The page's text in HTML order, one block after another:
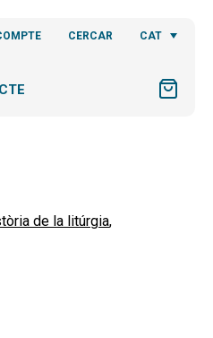
CERCAR CAT
de la litúrgia,